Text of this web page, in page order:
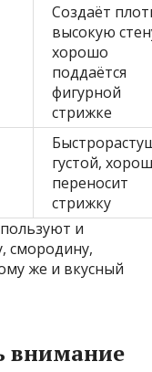
Создаёт
высокую
хорошо
поддаётся
фигурной
стрижке
густой,
переносит
стрижку
и
смородину,
же и вкусный
внимание